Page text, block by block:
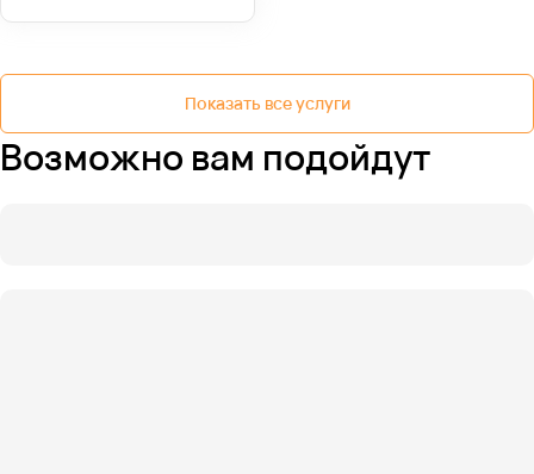
Показать все услуги
Возможно вам подойдут